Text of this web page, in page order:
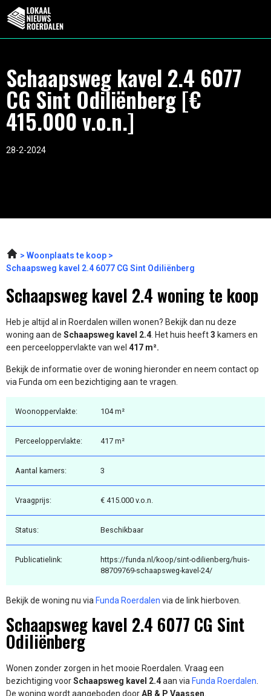
Schaapsweg kavel 2.4 6077
CG Sint Odiliënberg [€
415.000 v.o.n.]
28-2-2024
Woonplaats te koop
Schaapsweg kavel 2.4 6077 CG Sint Odiliënberg
Schaapsweg kavel 2.4 woning te koop
Heb je altijd al in Roerdalen willen wonen? Bekijk dan nu deze
woning aan de Schaapsweg kavel 2.4. Het huis heeft3 kamers en
een perceeloppervlakte van wel 417 m².
Bekijk de informatie over de woning hieronder en neem contact op
via Funda om een bezichtiging aan te vragen.
Woonoppervlakte: 104 m²
Perceeloppervlakte: 417 m²
Aantal kamers: 3
Vraagprijs: € 415.000 v.o.n.
Status: Beschikbaar
Publicatielink:
https://funda.nl/koop/sint-odilienberg/huis-
88709769-schaapsweg-kavel-24/
Bekijk de woning nu via Funda Roerdalen via de link hierboven.
Schaapsweg kavel 2.4 6077 CG Sint
Odiliënberg
Wonen zonder zorgen in het mooie Roerdalen. Vraag een
bezichtiging voorSchaapsweg kavel 2.4aan via Funda Roerdalen
De woning wordt aangeboden doorAB & P Vaassen